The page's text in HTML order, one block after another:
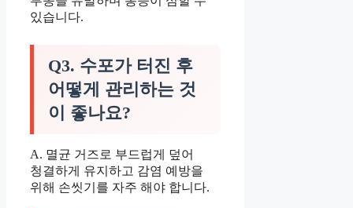
있습니다.
Q3. 수포가 터진 후
어떻게 관리하는 것
이 좋나요?
A. 멸균 거즈로 부드럽게 덮어
청결하게 유지하고 감염 예방을
위해 손씻기를 자주 해야 합니다.